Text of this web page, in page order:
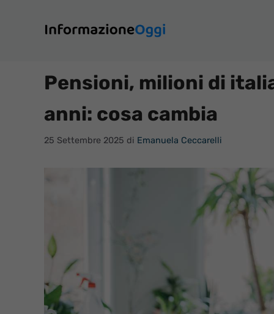
contenuto
Pensioni, milioni di
anni: cosa cambia
25 Settembre 2025 di Emanuela Ceccarelli